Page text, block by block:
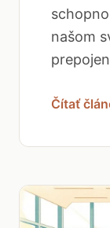
našom
Čítať